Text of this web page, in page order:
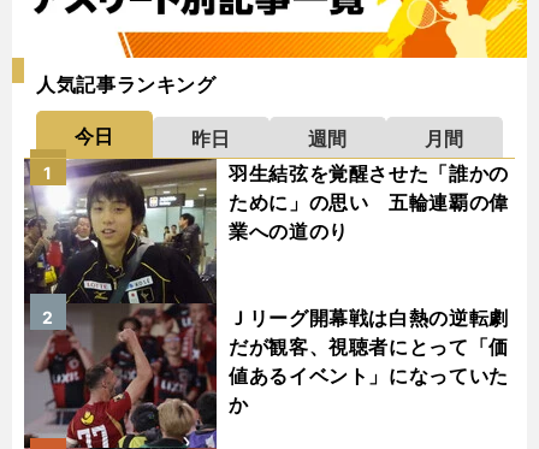
人気記事ランキング
今日 昨日 週間
月間
羽生結弦を覚醒させた「誰かの
ために」の思い 五輪連覇の偉
業への道のり
1
Ｊリーグ開幕戦は白熱の逆転劇
だが観客、視聴者にとって「価
値あるイベント」になっていた
か
2